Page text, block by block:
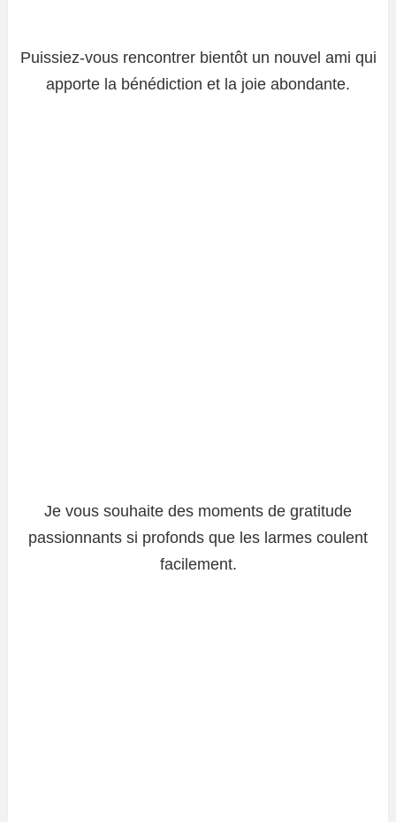
Puissiez-vous rencontrer bientôt un nouvel ami qui
apporte la bénédiction et la joie abondante.
Je vous souhaite des moments de gratitude
passionnants si profonds que les larmes coulent
facilement.